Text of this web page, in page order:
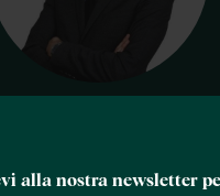
alla nostra newsletter